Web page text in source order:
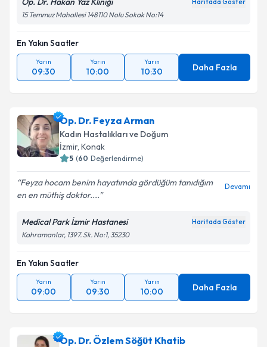
Haritada Göster
15 Temmuz Mahallesi 148110 Nolu Sokak No:14
En Yakın Saatler
Yarın
09:30
Yarın
10:00
Yarın
10:30 Daha Fazla
Op. Dr. Feyza Arman
Kadın Hastalıkları ve Doğum
İzmir, Konak
5 (60 Değerlendirme)
Feyza hocam benim hayatımda gördüğüm tanıdığım
en en müthiş doktor....
Devamı
Medical Park İzmir Hastanesi Haritada Göster
Kahramanlar, 1397. Sk. No:1, 35230
En Yakın Saatler
Yarın
09:00
Yarın
09:30
Yarın
10:00 Daha Fazla
Op. Dr. Özlem Söğüt Khatib